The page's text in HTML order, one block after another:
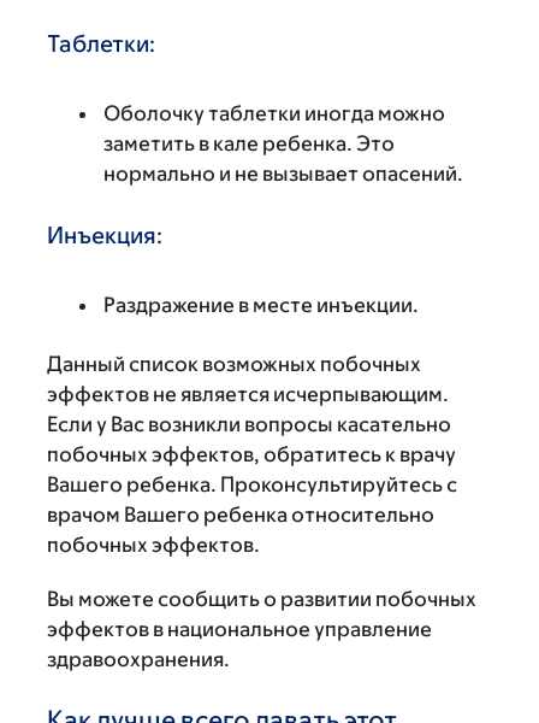
Таблетки:
Оболочку таблетки иногда можно
заметить в кале ребенка. Это
нормально и не вызывает опасений.
Инъекция:
Раздражение в месте инъекции.
Данный список возможных побочных
эффектов не является исчерпывающим.
Если у Вас возникли вопросы касательно
побочных эффектов, обратитесь к врачу
Вашего ребенка. Проконсультируйтесь с
врачом Вашего ребенка относительно
побочных эффектов.
Вы можете сообщить о развитии побочных
эффектов в национальное управление
здравоохранения.